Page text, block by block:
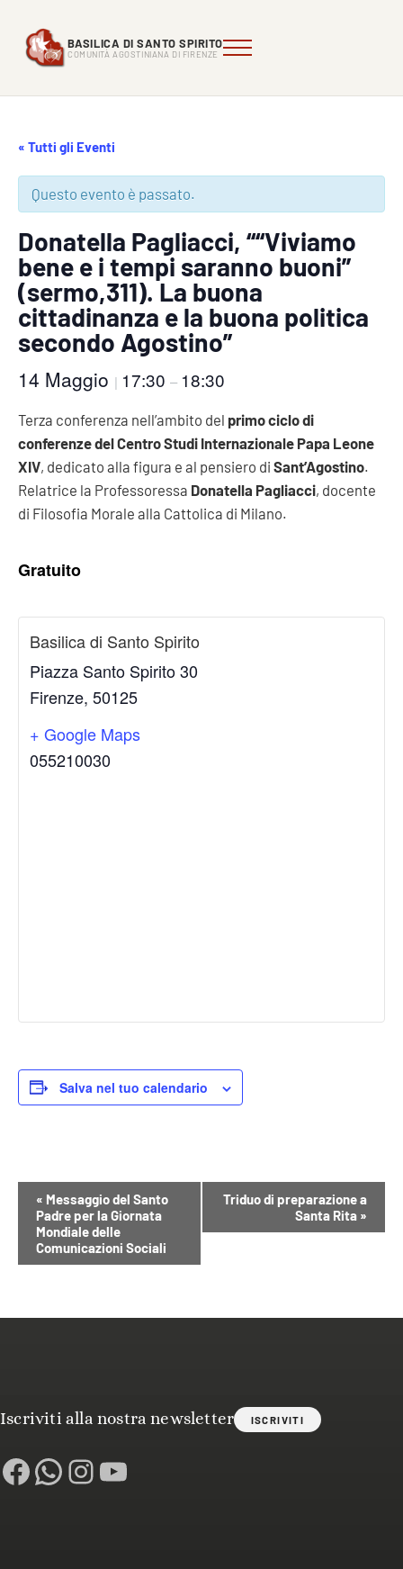
Basilica di Santo Spirito
BASILICA DI SANTO SPIRITO
COMUNITÀ AGOSTINIANA DI FIRENZE
Comunità Agostiniana di FIrenze Menu
« Tutti gli Eventi
Questo evento è passato.
Donatella Pagliacci, ““Viviamo
bene e i tempi saranno buoni”
(sermo,311). La buona
cittadinanza e la buona politica
secondo Agostino”
14 Maggio | 17:30 – 18:30
Terza conferenza nell’ambito del primo ciclo di
conferenze del Centro Studi Internazionale Papa Leone
XIV, dedicato alla figura e al pensiero di Sant’Agostino.
Relatrice la Professoressa Donatella Pagliacci, docente
di Filosofia Morale alla Cattolica di Milano.
Gratuito
Basilica di Santo Spirito
Piazza Santo Spirito 30
Firenze, 50125
+ Google Maps
055210030
Salva nel tuo calendario
Evento
Navigazione
« Messaggio del Santo
Padre per la Giornata
Mondiale delle
Comunicazioni Sociali
Triduo di preparazione a
Santa Rita »
Iscriviti alla nostra newsletter ISCRIVITI
Facebook
WhatsApp
Instagram
YouTube